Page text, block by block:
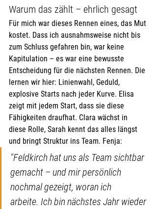
Warum das zählt – ehrlich gesagt
Für mich war dieses Rennen eines, das Mut
kostet. Dass ich ausnahmsweise nicht bis
zum Schluss gefahren bin, war keine
Kapitulation – es war eine bewusste
Entscheidung für die nächsten Rennen. Die
lernen wir hier: Linienwahl, Geduld,
explosive Starts nach jeder Kurve. Elisa
zeigt mit jedem Start, dass sie diese
Fähigkeiten draufhat. Clara wächst in
diese Rolle, Sarah kennt das alles längst
und bringt Struktur ins Team. Fenja:
"Feldkirch hat uns als Team sichtbar
gemacht – und mir persönlich
nochmal gezeigt, woran ich
arbeite. Ich bin nächstes Jahr wieder